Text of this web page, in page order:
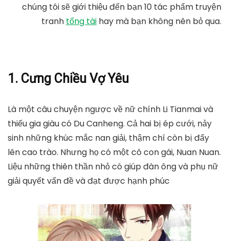
chúng tôi sẽ giới thiệu đến bạn 10 tác phẩm truyện
tranh tổng tài hay mà bạn không nên bỏ qua.
1. Cưng Chiều Vợ Yêu
Là một câu chuyện ngược về nữ chính Li Tianmai và
thiếu gia giàu có Du Canheng. Cả hai bị ép cưới, nảy
sinh những khúc mắc nan giải, thậm chí còn bị đẩy
lên cao trào. Nhưng họ có một cô con gái, Nuan Nuan.
Liệu những thiên thần nhỏ có giúp đàn ông và phụ nữ
giải quyết vấn đề và đạt được hạnh phúc